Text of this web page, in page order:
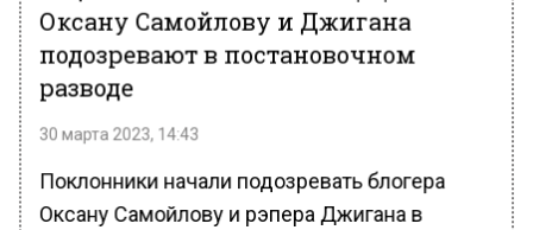
Оксану Самойлову и Джигана
подозревают в постановочном
разводе
30 марта 2023, 14:43
Поклонники начали подозревать блогера
Оксану Самойлову и рэпера Джигана в